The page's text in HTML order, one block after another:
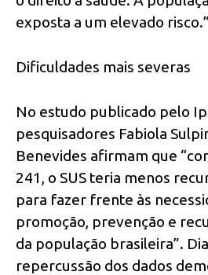
exposta a um elevado risco.”
Dificuldades mais severas
No estudo publicado pelo
pesquisadores Fabiola
Benevides afirmam que
241, o SUS teria menos
para fazer frente às
promoção, prevenção e
da população brasileira”.
repercussão dos dados